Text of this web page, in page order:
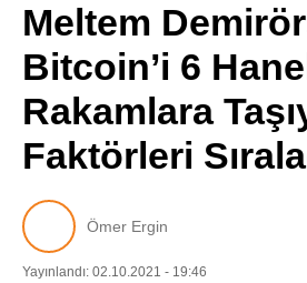
Meltem
Bitcoin’i 6
Rakamlara
Faktörleri
Ömer Ergin
Yayınlandı: 02.10.2021 - 19:46